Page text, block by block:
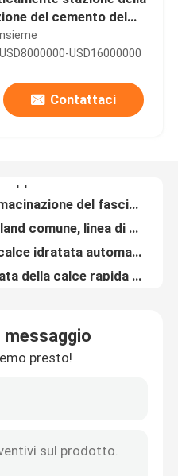
del cemento del
Portland comune
USD16000000
Contattaci
messaggio
presto!